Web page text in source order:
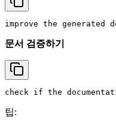
문서 검증하기
팁: